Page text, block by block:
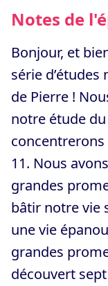
Notes de
Bonjour, et
série
de Pierre !
notre étude
11. Nous
grandes
bâtir notre vie
une vie
grandes
découvert